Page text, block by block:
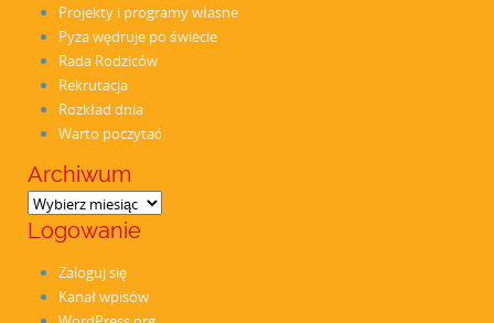
Projekty i programy własne
Pyza wędruje po świecie
Rada Rodziców
Rekrutacja
Rozkład dnia
Warto poczytać
Archiwum
Archiwum
Logowanie
Zaloguj się
Kanał wpisów